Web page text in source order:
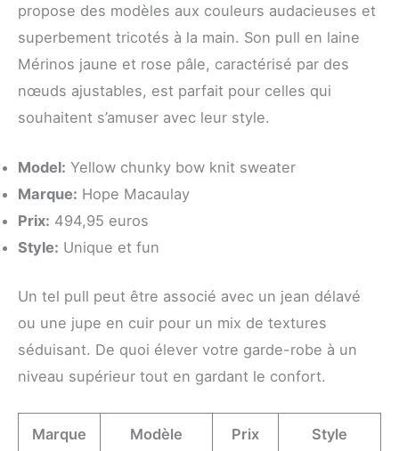
propose des modèles aux couleurs audacieuses et
superbement tricotés à la main. Son pull en laine
Mérinos jaune et rose pâle, caractérisé par des
nœuds ajustables, est parfait pour celles qui
souhaitent s’amuser avec leur style.
Model: Yellow chunky bow knit sweater
Marque: Hope Macaulay
Prix: 494,95 euros
Style: Unique et fun
Un tel pull peut être associé avec un jean délavé
ou une jupe en cuir pour un mix de textures
séduisant. De quoi élever votre garde-robe à un
niveau supérieur tout en gardant le confort.
Marque Modèle Prix Style